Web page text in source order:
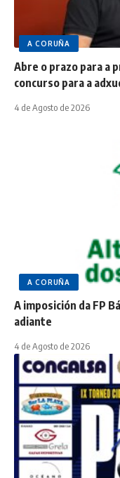
A CORUÑA
Abre o prazo para a
concurso para a
4 de Agosto de 2026
A CORUÑA
A imposición da FP
adiante
4 de Agosto de 2026